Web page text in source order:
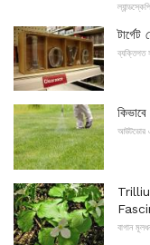
ব্যক্তিগত
আউটডোর
বাগান